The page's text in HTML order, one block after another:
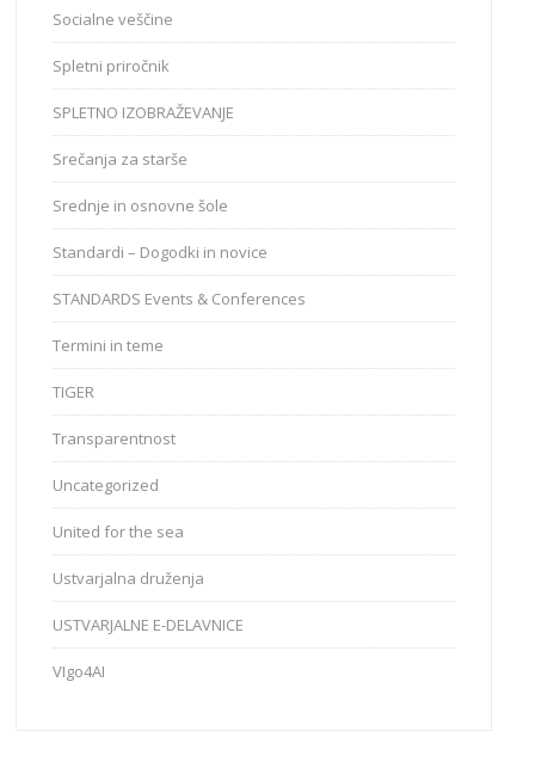
Socialne veščine
Spletni priročnik
SPLETNO IZOBRAŽEVANJE
Srečanja za starše
Srednje in osnovne šole
Standardi – Dogodki in novice
STANDARDS Events & Conferences
Termini in teme
TIGER
Transparentnost
Uncategorized
United for the sea
Ustvarjalna druženja
USTVARJALNE E-DELAVNICE
VIgo4AI